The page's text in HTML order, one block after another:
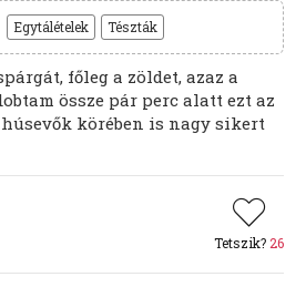
Egytálételek Tészták
főleg a zöldet, azaz a
össze pár perc alatt ezt az
körében is nagy sikert
Tetszik? 26